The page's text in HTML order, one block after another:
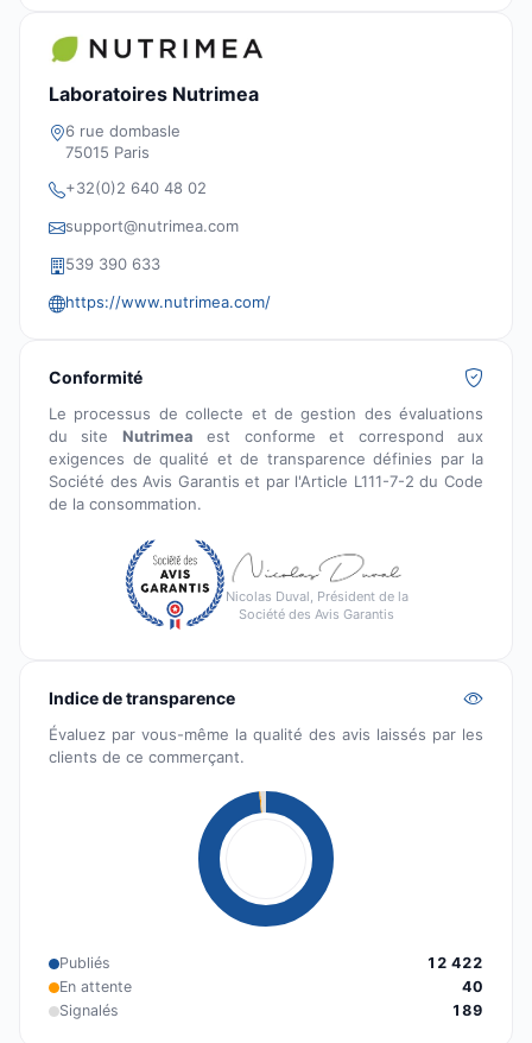
Laboratoires Nutrimea
6 rue dombasle
75015 Paris
+32(0)2 640 48 02
support@nutrimea.com
539 390 633
https://www.nutrimea.com/
Conformité
Le processus de collecte et de gestion des évaluations
du site Nutrimea est conforme et correspond aux
exigences de qualité et de transparence définies par la
Société des Avis Garantis et par l'Article L111-7-2 du Code
de la consommation.
Nicolas Duval, Président de la
Société des Avis Garantis
Indice de transparence
Évaluez par vous-même la qualité des avis laissés par les
clients de ce commerçant.
Publiés
12 422
En attente
40
Signalés
189